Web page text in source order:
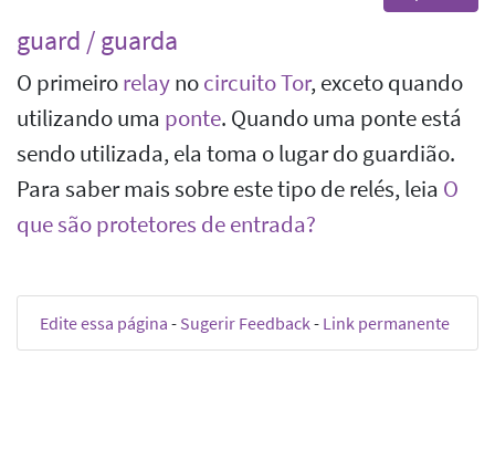
guard / guarda
O primeirorelaynocircuito Tor, exceto quando
utilizando uma ponte. Quando uma ponte está
sendo utilizada, ela toma o lugar do guardião.
Para saber mais sobre este tipo de relés, leia O
que são protetores de entrada?
Edite essa página - Sugerir Feedback - Link permanente